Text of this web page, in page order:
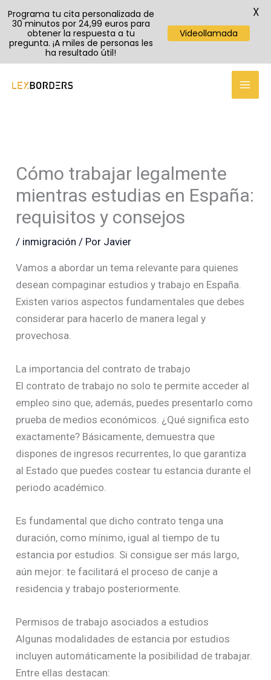
Cómo trabajar legalmente
mientras estudias en España:
requisitos y consejos
/ inmigración / Por Javier
Vamos a abordar un tema relevante para quienes
desean compaginar estudios y trabajo en España.
Existen varios aspectos fundamentales que debes
considerar para hacerlo de manera legal y
provechosa.
La importancia del contrato de trabajo
El contrato de trabajo no solo te permite acceder al
empleo sino que, además, puedes presentarlo como
prueba de medios económicos. ¿Qué significa esto
exactamente? Básicamente, demuestra que
dispones de ingresos recurrentes, lo que garantiza
al Estado que puedes costear tu estancia durante el
periodo académico.
Es fundamental que dicho contrato tenga una
duración, como mínimo, igual al tiempo de tu
estancia por estudios. Si consigue ser más largo,
aún mejor: te facilitará el proceso de canje a
residencia y trabajo posteriormente.
Permisos de trabajo asociados a estudios
Algunas modalidades de estancia por estudios
incluyen automáticamente la posibilidad de trabajar.
Entre ellas destacan:
TikTok
Instagram
YouTube
Programa tu cita personalizada de
30 minutos por 24,99 euros para
obtener la respuesta a tu
pregunta. ¡A miles de personas les
ha resultado útil!
Videollamada
X